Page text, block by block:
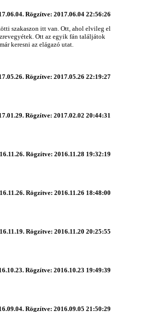
Rögzítve: 2017.06.04 22:56:26
szakaszon itt van. Ott, ahol elvileg el
Ott az egyik fán találjátok
keresni az elágazó utat.
Rögzítve: 2017.05.26 22:19:27
Rögzítve: 2017.02.02 20:44:31
Rögzítve: 2016.11.28 19:32:19
Rögzítve: 2016.11.26 18:48:00
Rögzítve: 2016.11.20 20:25:55
Rögzítve: 2016.10.23 19:49:39
Rögzítve: 2016.09.05 21:50:29